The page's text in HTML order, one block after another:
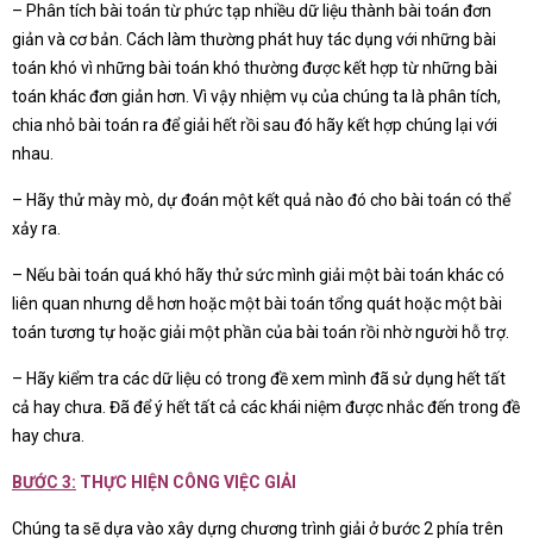
– Phân tích bài toán từ phức tạp nhiều dữ liệu thành bài toán đơn
giản và cơ bản. Cách làm thường phát huy tác dụng với những bài
toán khó vì những bài toán khó thường được kết hợp từ những bài
toán khác đơn giản hơn. Vì vậy nhiệm vụ của chúng ta là phân tích,
chia nhỏ bài toán ra để giải hết rồi sau đó hãy kết hợp chúng lại với
nhau.
– Hãy thử mày mò, dự đoán một kết quả nào đó cho bài toán có thể
xảy ra.
– Nếu bài toán quá khó hãy thử sức mình giải một bài toán khác có
liên quan nhưng dễ hơn hoặc một bài toán tổng quát hoặc một bài
toán tương tự hoặc giải một phần của bài toán rồi nhờ người hỗ trợ.
– Hãy kiểm tra các dữ liệu có trong đề xem mình đã sử dụng hết tất
cả hay chưa. Đã để ý hết tất cả các khái niệm được nhắc đến trong đề
hay chưa.
BƯỚC 3: THỰC HIỆN CÔNG VIỆC GIẢI
Chúng ta sẽ dựa vào xây dựng chương trình giải ở bước 2 phía trên